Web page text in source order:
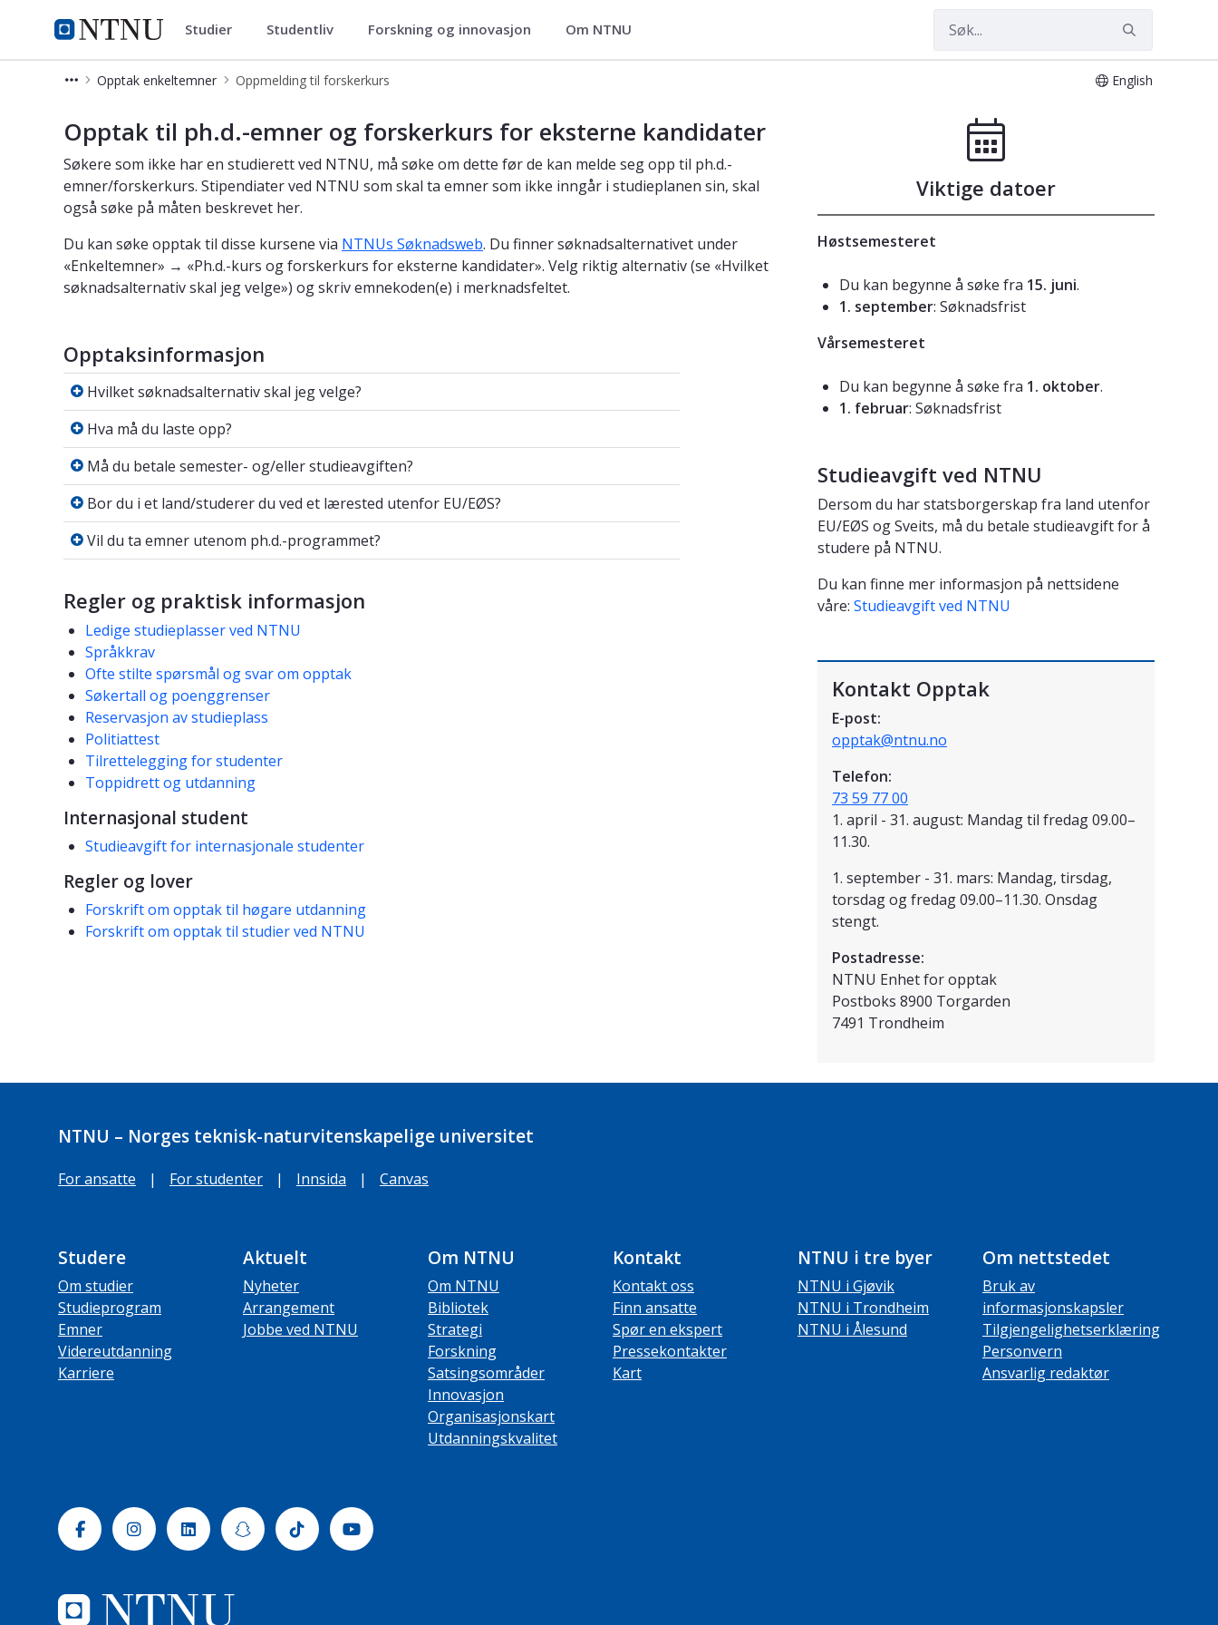
NTNU Hjemmeside
Studier Studier Studentliv Forskning og innovasjon Om NTNU
Opptak enkeltemner Oppmelding til forskerkurs English
Opptak til ph.d.-emner og forskerkurs for eksterne kandidater
Søkere som ikke har en studierett ved NTNU, må søke om dette før de kan melde seg opp til ph.d.-
emner/forskerkurs. Stipendiater ved NTNU som skal ta emner som ikke inngår i studieplanen sin, skal
også søke på måten beskrevet her.
Du kan søke opptak til disse kursene via NTNUs Søknadsweb. Du finner søknadsalternativet under
«Enkeltemner» → «Ph.d.-kurs og forskerkurs for eksterne kandidater». Velg riktig alternativ (se «Hvilket
søknadsalternativ skal jeg velge») og skriv emnekoden(e) i merknadsfeltet.
Opptaksinformasjon
Hvilket søknadsalternativ skal jeg velge?
Hvilket søknadsalternativ skal jeg velge?
Hva må du laste opp?
Hva må du laste opp?
Må du betale semester- og/eller studieavgiften?
Må du betale semester- og/eller studieavgiften?
Bor du i et land/studerer du ved et lærested utenfor EU/EØS?
Bor du i et land/studerer du ved et lærested utenfor EU/EØS?
Vil du ta emner utenom ph.d.-programmet?
Vil du ta emner utenom ph.d.-programmet?
Regler og praktisk informasjon
Ledige studieplasser ved NTNU
Språkkrav
Ofte stilte spørsmål og svar om opptak
Søkertall og poenggrenser​​
Reservasjon av studieplass
Politiattest
Tilrettelegging for studenter
Toppidrett og utdanning
Internasjonal student
Studieavgift for internasjonale studenter
Regler og lover
Forskrift om opptak til høgare utdanning
Forskrift om opptak til studier ved NTNU
Viktige datoer
Høstsemesteret
Du kan begynne å søke fra 15. juni.
1. september: Søknadsfrist
Vårsemesteret
Du kan begynne å søke fra 1. oktober.
1. februar: Søknadsfrist
Studieavgift ved NTNU
Dersom du har statsborgerskap fra land utenfor
EU/EØS og Sveits, må du betale studieavgift for å
studere på NTNU.
Du kan finne mer informasjon på nettsidene
våre: Studieavgift ved NTNU
Kontakt Opptak
E-post:
opptak@ntnu.no
Telefon:
73 59 77 00
1. april - 31. august: Mandag til fredag 09.00–
11.30.
1. september - 31. mars: Mandag, tirsdag,
torsdag og fredag 09.00–11.30. Onsdag
stengt.
Postadresse:
NTNU Enhet for opptak
Postboks 8900 Torgarden
7491 Trondheim
NTNU – Norges teknisk-naturvitenskapelige universitet
For ansatte | For studenter | Innsida | Canvas
Studere
Om studier
Studieprogram
Emner
Videreutdanning
Karriere
Aktuelt
Nyheter
Arrangement
Jobbe ved NTNU
Om NTNU
Om NTNU
Bibliotek
Strategi
Forskning
Satsingsområder
Innovasjon
Organisasjonskart
Utdanningskvalitet
Kontakt
Kontakt oss
Finn ansatte
Spør en ekspert
Pressekontakter
Kart
NTNU i tre byer
NTNU i Gjøvik
NTNU i Trondheim
NTNU i Ålesund
Om nettstedet
Bruk av
informasjonskapsler
Tilgjengelighetserklæring
Personvern
Ansvarlig redaktør
FacebookInstagramLinkedinSnapchatTiktok Youtube